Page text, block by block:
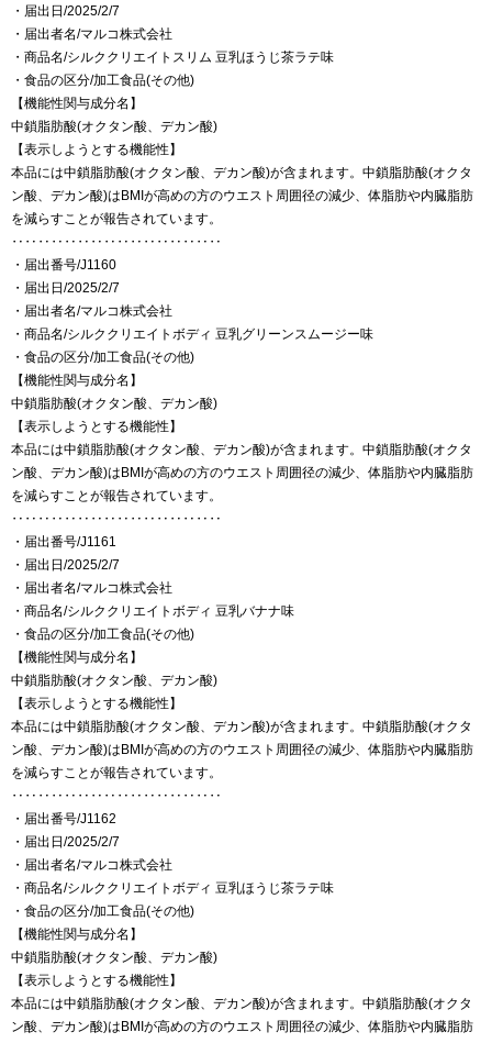
・届出日/2025/2/7
・届出者名/マルコ株式会社
・商品名/シルククリエイトスリム 豆乳ほうじ茶ラテ味
・食品の区分/加工食品(その他)
【機能性関与成分名】
中鎖脂肪酸(オクタン酸、デカン酸)
【表示しようとする機能性】
本品には中鎖脂肪酸(オクタン酸、デカン酸)が含まれます。中鎖脂肪酸(オクタ
ン酸、デカン酸)はBMIが高めの方のウエスト周囲径の減少、体脂肪や内臓脂肪
を減らすことが報告されています。
‥‥‥‥‥‥‥‥‥‥‥‥‥‥‥‥
・届出番号/J1160
・届出日/2025/2/7
・届出者名/マルコ株式会社
・商品名/シルククリエイトボディ 豆乳グリーンスムージー味
・食品の区分/加工食品(その他)
【機能性関与成分名】
中鎖脂肪酸(オクタン酸、デカン酸)
【表示しようとする機能性】
本品には中鎖脂肪酸(オクタン酸、デカン酸)が含まれます。中鎖脂肪酸(オクタ
ン酸、デカン酸)はBMIが高めの方のウエスト周囲径の減少、体脂肪や内臓脂肪
を減らすことが報告されています。
‥‥‥‥‥‥‥‥‥‥‥‥‥‥‥‥
・届出番号/J1161
・届出日/2025/2/7
・届出者名/マルコ株式会社
・商品名/シルククリエイトボディ 豆乳バナナ味
・食品の区分/加工食品(その他)
【機能性関与成分名】
中鎖脂肪酸(オクタン酸、デカン酸)
【表示しようとする機能性】
本品には中鎖脂肪酸(オクタン酸、デカン酸)が含まれます。中鎖脂肪酸(オクタ
ン酸、デカン酸)はBMIが高めの方のウエスト周囲径の減少、体脂肪や内臓脂肪
を減らすことが報告されています。
‥‥‥‥‥‥‥‥‥‥‥‥‥‥‥‥
・届出番号/J1162
・届出日/2025/2/7
・届出者名/マルコ株式会社
・商品名/シルククリエイトボディ 豆乳ほうじ茶ラテ味
・食品の区分/加工食品(その他)
【機能性関与成分名】
中鎖脂肪酸(オクタン酸、デカン酸)
【表示しようとする機能性】
本品には中鎖脂肪酸(オクタン酸、デカン酸)が含まれます。中鎖脂肪酸(オクタ
ン酸、デカン酸)はBMIが高めの方のウエスト周囲径の減少、体脂肪や内臓脂肪